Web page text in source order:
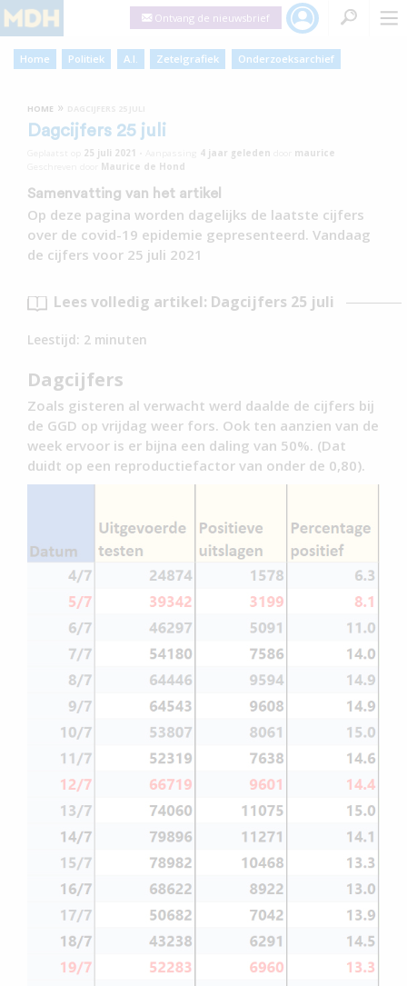
Ontvang de nieuwsbrief
Home Politiek A.I. Zetelgrafiek Onderzoeksarchief
HOME »
Dagcijfers 25 juli
25 juli 2021 4 jaar geleden
maurice
Maurice de Hond
Samenvatting van het artikel
Op deze pagina worden dagelijks de laatste cijfers
over de covid-19 epidemie gepresenteerd. Vandaag
de cijfers voor 25 juli 2021
Lees volledig artikel: Dagcijfers 25 juli
Leestijd: 2 minuten
Dagcijfers
Zoals gisteren al verwacht werd daalde de cijfers bij
de GGD op vrijdag weer fors. Ook ten aanzien van de
week ervoor is er bijna een daling van 50%. (Dat
duidt op een reproductiefactor van onder de 0,80).